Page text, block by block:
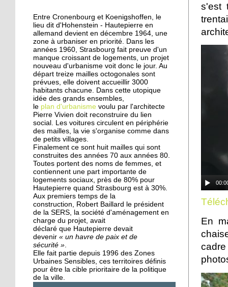
Hautepierre au cœur d'un
jeu vidéo
29 septembre 2016
Les jeunes de Hautepierre
au micro de Radio caddie
25 septembre 2015
La rentrée virevoletante
des Migrateurs
25 septembre 2015
L'utopie en sons
24 septembre 2015
La pépinière fait germer
les talents de
Hautepierre... et d'ailleurs
24 septembre 2015
Horizome s'enracine
doucement dans le
quartier
Entre Cronenbourg et Koenigshoffen, le
lieu dit d'Hohenstein - Hautepierre en
allemand devient en décembre 1964, une
zone à urbaniser en priorité. Dans les
années 1960, Strasbourg fait preuve d'un
manque croissant de logements, un projet
nouveau d'urbanisme voit donc le jour. Au
départ treize mailles octogonales sont
prévues, elle doivent accueillir 3000
habitants chacune. Dans cette utopique
idée des grands ensembles,
le plan d'urbanisme voulu par l'architecte
Pierre Vivien doit reconstruire du lien
social. Les voitures circulent en périphérie
des mailles, la vie s'organise comme dans
de petits villages.
Finalement ce sont huit mailles qui sont
construites des années 70 aux années 80.
Toutes portent des noms de femmes, et
contiennent une part importante de
logements sociaux, près de 80% pour
Hautepierre quand Strasbourg est à 30%.
Aux premiers temps de la
construction, Robert Baillard le président
de la SERS, la société d'aménagement en
charge du projet, avait
déclaré que Hautepierre devait
devenir « un havre de paix et de
sécurité ».
Elle fait partie depuis 1996 des Zones
Urbaines Sensibles, ces territoires définis
pour être la cible prioritaire de la politique
de la ville.
s'est
En